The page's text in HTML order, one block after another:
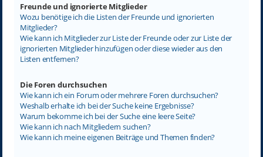
Freunde und ignorierte Mitglieder
Wozu benötige ich die Listen der Freunde und ignorierten
Mitglieder?
Wie kann ich Mitglieder zur Liste der Freunde oder zur Liste der
ignorierten Mitglieder hinzufügen oder diese wieder aus den
Listen entfernen?
Die Foren durchsuchen
Wie kann ich ein Forum oder mehrere Foren durchsuchen?
Weshalb erhalte ich bei der Suche keine Ergebnisse?
Warum bekomme ich bei der Suche eine leere Seite?
Wie kann ich nach Mitgliedern suchen?
Wie kann ich meine eigenen Beiträge und Themen finden?